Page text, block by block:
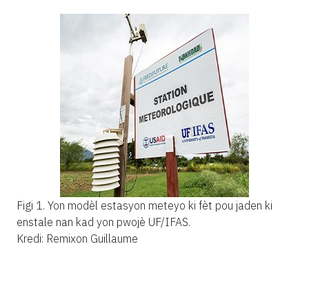
Figi 1. Yon modèl estasyon meteyo ki fèt pou jaden ki
enstale nan kad yon pwojè UF/IFAS.
Kredi: Remixon Guillaume